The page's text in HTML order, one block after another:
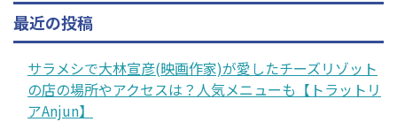
最近の投稿
サラメシで大林宣彦(映画作家)が愛したチーズリゾット
の店の場所やアクセスは？人気メニューも【トラットリ
アAnjun】